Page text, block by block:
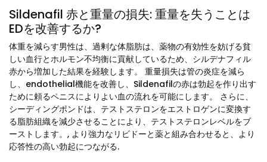
Sildenafil 赤と重量の損失: 重量を失うことは
EDを改善するか?
体重を減らす男性は、過剰な体脂肪は、薬物の有効性を妨げる貧
しい血行とホルモン不均衡に貢献しているため、シルデナフィル
赤から増加した結果を経験します。 重量損失は管の炎症を減ら
し、endothelial機能を改善し、Sildenafilの赤は勃起を作り出す
ために頼るペニスによりよい血の流れを可能にします。 さらに、
シーディングポンドは、テストステロンをエストロゲンに変換す
る脂肪組織を減少させることにより、テストステロンレベルをブ
ーストします。, より強力なリビドーと薬と組み合わせると、より
応答性の高い勃起につながる.